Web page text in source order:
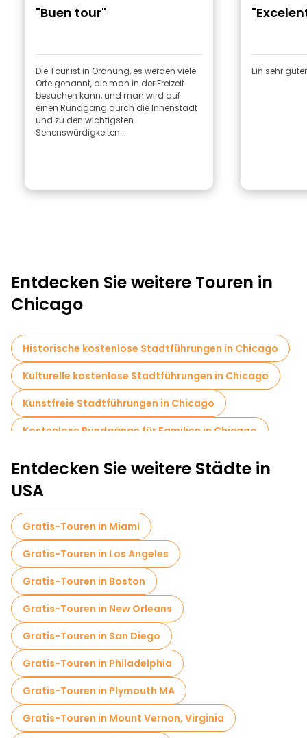
"Buen tour"
Die Tour ist in Ordnung, es werden viele
Orte genannt, die man in der Freizeit
besuchen kann, und man wird auf
einen Rundgang durch die Innenstadt
und zu den wichtigsten
Sehenswürdigkeiten...
Ein sehr
Entdecken Sie weitere Touren in
Chicago
Historische kostenlose Stadtführungen in Chicago
Kulturelle kostenlose Stadtführungen in Chicago
Kunstfreie Stadtführungen in Chicago
Kostenlose Rundgänge für Familien in Chicago
Selbstgeführte Touren in Chicago
Kostenlose Nachtwanderungen in Chicago
Fahrradtouren in Chicago
Food-Touren in Chicago
Entdecken Sie weitere Städte in
USA
Gratis-Touren in Miami
Gratis-Touren in Los Angeles
Gratis-Touren in Boston
Gratis-Touren in New Orleans
Gratis-Touren in San Diego
Gratis-Touren in Philadelphia
Gratis-Touren in Plymouth MA
Gratis-Touren in Mount Vernon, Virginia